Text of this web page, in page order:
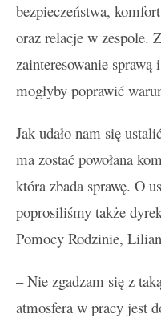
bezpieczeństwa,
oraz relacje w zespole.
zainteresowanie sprawą
mogłyby poprawić
Jak udało nam się
ma zostać powołana
która zbada sprawę. O
poprosiliśmy także
Pomocy Rodzinie,
– Nie zgadzam się z
atmosfera w pracy jest